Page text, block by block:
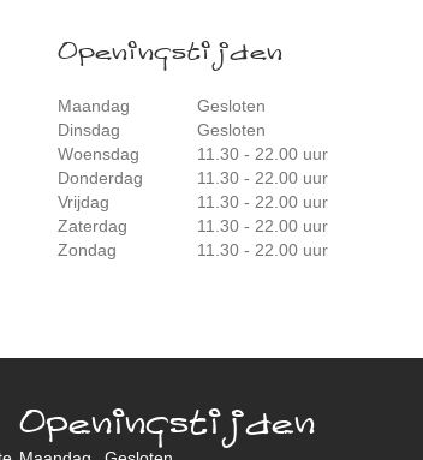
Openingstijden
Maandag
Gesloten
Dinsdag
Gesloten
Woensdag
11.30 - 22.00 uur
Donderdag
11.30 - 22.00 uur
Vrijdag
11.30 - 22.00 uur
Zaterdag
11.30 - 22.00 uur
Zondag
11.30 - 22.00 uur
Openingstijden